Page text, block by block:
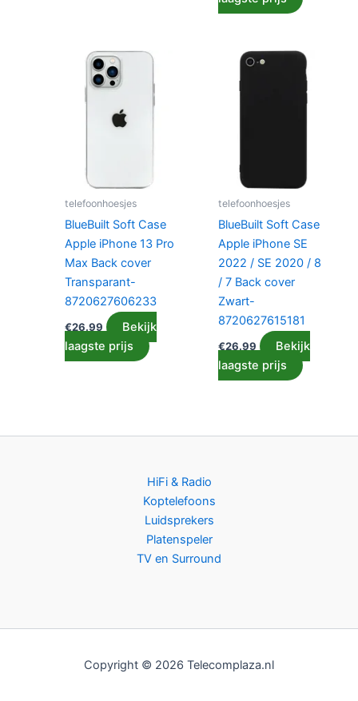
telefoonhoesjes
BlueBuilt Soft Case
Apple iPhone 13 Pro
Max Back cover
Transparant-
8720627606233
€26.99
Bekijk
laagste prijs
telefoonhoesjes
BlueBuilt Soft Case
Apple iPhone SE
2022 / SE 2020 / 8
/ 7 Back cover
Zwart-
8720627615181
€26.99
Bekijk
laagste prijs
HiFi & Radio
Koptelefoons
Luidsprekers
Platenspeler
TV en Surround
Copyright © 2026 Telecomplaza.nl